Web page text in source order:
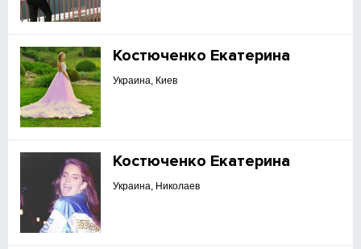
Костюченко Екатерина
Украина, Киев
Костюченко Екатерина
Украина, Николаев